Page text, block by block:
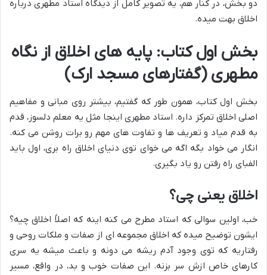
دو بخش، در کنار هم، یه تصویر کامل از دیدگاه استاد مطهری درباره
اخلاق بهت میده.
بخش اول کتاب: پایه های اخلاق از نگاه
مطهری (گفتارهای مسجد ارک)
بخش اول کتاب، همون طور که گفتیم، بیشتر روی مبانی و مفاهیم
اصلی اخلاق تمرکز داره. استاد مطهری اینجا مثل یه معلم دلسوز، قدم
به قدم میاد و تعریف ها و تفاوت های مهم رو برات روشن می کنه.
انگار می خواد بگه اگه می خوای توی دنیای اخلاق راه بری، اول باید
الفبای راه رفتن رو یاد بگیری.
اخلاق یعنی چی؟
خب، اولین سوالی که استاد مطرح می کنه اینه که اصلاً اخلاق چیه؟
ایشون توضیح میده که اخلاق مجموعه ای از صفات و ملکات روحی و
رفتاریه که توی وجود آدم ریشه می دونه و باعث میشه یه سری
کارهای خاص ازش سر بزنه. این صفات خوب و بد، در واقع، مسیر